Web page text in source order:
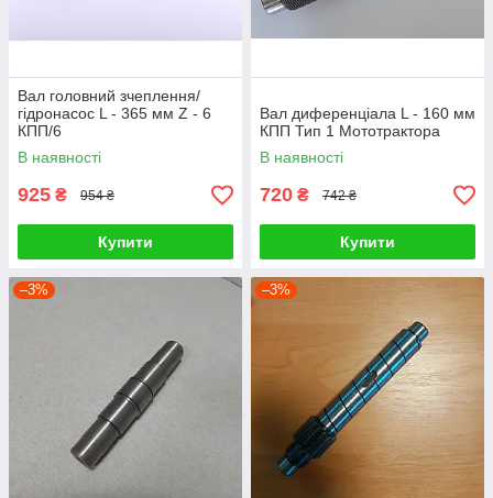
Вал головний зчеплення/
гідронасос L - 365 мм Z - 6
КПП/6
В наявності
925 ₴ 954 ₴
Купити
Вал диференціала L - 160 мм
КПП Тип 1 Мототрактора
В наявності
720 ₴ 742 ₴
Купити
–3% –3%